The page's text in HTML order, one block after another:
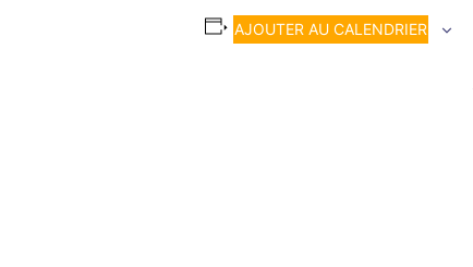
AJOUTER AU CALENDRIER